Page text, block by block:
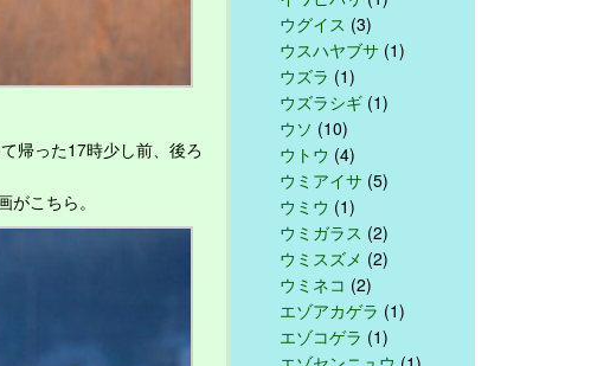
帰った17時少し前、後ろ
こちら。
ウグイス (3)
ウスハヤブサ (1)
ウズラ (1)
ウズラシギ (1)
ウソ (10)
ウトウ (4)
ウミアイサ (5)
ウミウ (1)
ウミガラス (2)
ウミスズメ (2)
ウミネコ (2)
エゾアカゲラ (1)
エゾコゲラ (1)